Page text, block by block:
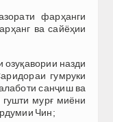
фарҳанги
ва сайёҳии
назди
гумруки
санҷиш ва
мурғ миёни
Чин;